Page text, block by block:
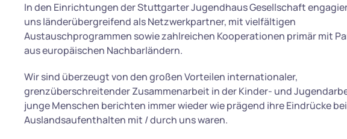
In den Einrichtungen der Stuttgarter Jugendhaus Gesellschaft
uns länderübergreifend als Netzwerkpartner, mit vielfältigen
Austauschprogrammen sowie zahlreichen Kooperationen primär mit
aus europäischen Nachbarländern.
Wir sind überzeugt von den großen Vorteilen internationaler,
grenzüberschreitender Zusammenarbeit in der Kinder- und
junge Menschen berichten immer wieder wie prägend ihre Eindrücke
Auslandsaufenthalten mit / durch uns waren.